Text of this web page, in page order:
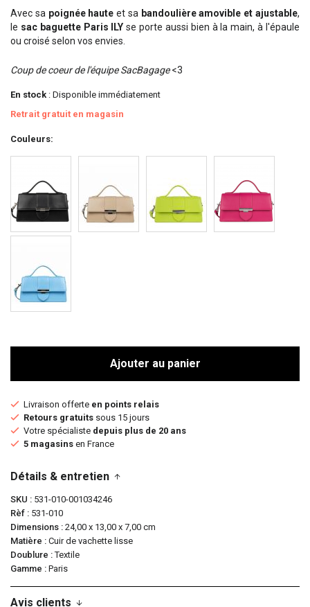
Avec sa poignée haute et sa bandoulière amovible et ajustable,
le sac baguette Paris ILY se porte aussi bien à la main, à l'épaule
ou croisé selon vos envies.
Coup de coeur de l'équipe SacBagage<3
En stock : Disponible immédiatement
Retrait gratuit en magasin
Couleurs
Ajouter au panier
Livraison offerte en points relais
Retours gratuits sous 15 jours
Votre spécialiste depuis plus de 20 ans
5 magasins en France
Détails & entretien
SKU
531-010-001034246
Rèf
531-010
Dimensions 24,00 x 13,00 x 7,00 cm
Matière
Cuir de vachette lisse
Doublure
Textile
Gamme
Paris
Avis clients